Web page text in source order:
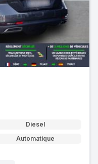
Diesel
Automatique